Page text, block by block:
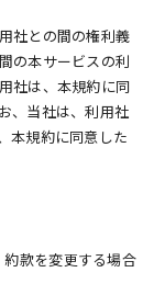
社との間の権利義
の本サービスの利
社は、本規約に同
、当社は、利用社
本規約に同意した
約款を変更する場合